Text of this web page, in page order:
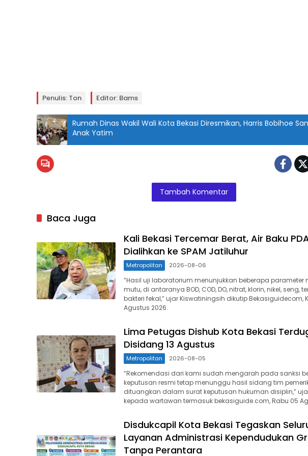
Penulis: Ton Editor: Bams
Rumah Dinas Wakil Wali Kota Bekasi Diresmikan, Harris Bobihoe
Anak Yatim
Tambah Komentar
Baca Juga
Kali Bekasi Tercemar Berat, Air Baku
Dialihkan ke SPAM Jatiluhur
Metropolitan 2026-08-06
“Hasil uji laboratorium menunjukkan beberapa parameter
mutu, di antaranya BOD, COD, DO, nitrat, klorin, nikel, seng,
bakteri fekal,” ujar Kiswatiningsih dikutip Bekasiguidecom,
Agustus 2026.
Lima Petugas Dishub Kota Bekasi
Disidang 13 Agustus
Metropolitan 2026-08-05
“Rekomendasi dari kami sudah mengarah pada sanksi
keputusan resmi tetap menunggu hasil sidang tim
dituangkan dalam surat keputusan hukuman disiplin,”
kepada wartawan termasuk bekasiguide.com, Rabu 05
Disdukcapil Kota Bekasi Tegaskan
Layanan Administrasi Kependudukan
Tanpa Perantara